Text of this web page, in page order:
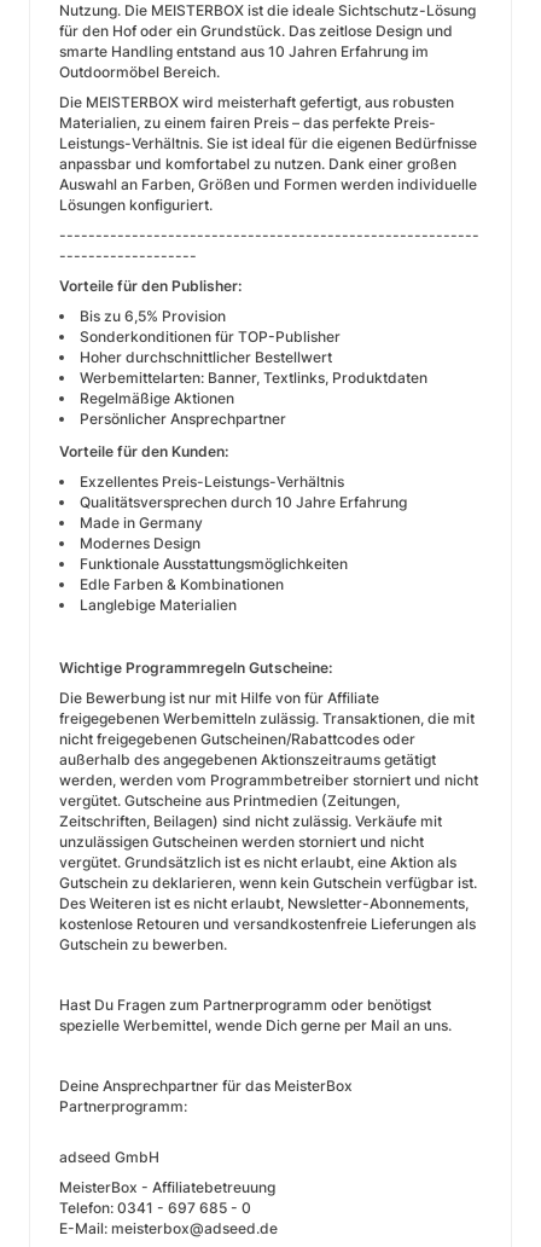
Nutzung. Die MEISTERBOX ist die ideale Sichtschutz-Lösung
für den Hof oder ein Grundstück. Das zeitlose Design und
smarte Handling entstand aus 10 Jahren Erfahrung im
Outdoormöbel Bereich.
Die MEISTERBOX wird meisterhaft gefertigt, aus robusten
Materialien, zu einem fairen Preis – das perfekte Preis-
Leistungs-Verhältnis. Sie ist ideal für die eigenen Bedürfnisse
anpassbar und komfortabel zu nutzen. Dank einer großen
Auswahl an Farben, Größen und Formen werden individuelle
Lösungen konfiguriert.
----------------------------------------------------------
-------------------
Vorteile für den Publisher:
Bis zu 6,5% Provision
Sonderkonditionen für TOP-Publisher
Hoher durchschnittlicher Bestellwert
Werbemittelarten: Banner, Textlinks, Produktdaten
Regelmäßige Aktionen
Persönlicher Ansprechpartner
Vorteile für den Kunden:
Exzellentes Preis-Leistungs-Verhältnis
Qualitätsversprechen durch 10 Jahre Erfahrung
Made in Germany
Modernes Design
Funktionale Ausstattungsmöglichkeiten
Edle Farben & Kombinationen
Langlebige Materialien
Wichtige Programmregeln Gutscheine:
Die Bewerbung ist nur mit Hilfe von für Affiliate
freigegebenen Werbemitteln zulässig. Transaktionen, die mit
nicht freigegebenen Gutscheinen/Rabattcodes oder
außerhalb des angegebenen Aktionszeitraums getätigt
werden, werden vom Programmbetreiber storniert und nicht
vergütet. Gutscheine aus Printmedien (Zeitungen,
Zeitschriften, Beilagen) sind nicht zulässig. Verkäufe mit
unzulässigen Gutscheinen werden storniert und nicht
vergütet. Grundsätzlich ist es nicht erlaubt, eine Aktion als
Gutschein zu deklarieren, wenn kein Gutschein verfügbar ist.
Des Weiteren ist es nicht erlaubt, Newsletter-Abonnements,
kostenlose Retouren und versandkostenfreie Lieferungen als
Gutschein zu bewerben.
Hast Du Fragen zum Partnerprogramm oder benötigst
spezielle Werbemittel, wende Dich gerne per Mail an uns.
Deine Ansprechpartner für das MeisterBox
Partnerprogramm:
adseed GmbH
MeisterBox - Affiliatebetreuung
Telefon: 0341 - 697 685 - 0
E-Mail: meisterbox@adseed.de